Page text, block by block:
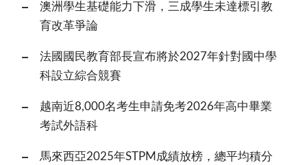
澳洲學生基礎能力下滑，三成學生未達標引教
育改革爭論
法國國民教育部長宣布將於2027年針對國中學
科設立綜合競賽
越南近8,000名考生申請免考2026年高中畢業
考試外語科
馬來西亞2025年STPM成績放榜，總平均積分